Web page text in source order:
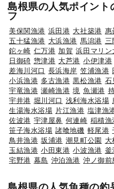
島根県の人気ポイント
フ
美保関漁港 浜田港 大社築港 惠
五十猛漁港 大浜漁港 馬潟港 三
鉈ヶ崎 仁万港 加賀 浜田マリン
日御碕 惣津港 大芦港 小伊津港
差海川河口 長浜海岸 笠浦漁港
小浜漁港 多古漁港 黒松漁港 石
宇竜漁港 瀬崎漁港 境 魚瀬港
宇井港 堀川河口 浅利海水浴場
生湯海水浴場 片江漁港 塩津漁
佐波港 宇津屋鼻 何連崎 稲積漁
笹子海水浴場 諸喰地磯 軽尾港
鳥井漁港 坂浦港 潮見町公園 大
玉結漁港 小田東港 小波漁港 釜
宅野港 幕島 沖泊漁港 沖ノ御前
島根県の人気魚種の釣